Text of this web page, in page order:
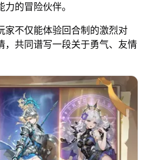
的冒险伙伴。
家不仅能体验回合制的激烈对
，共同谱写一段关于勇气、友情